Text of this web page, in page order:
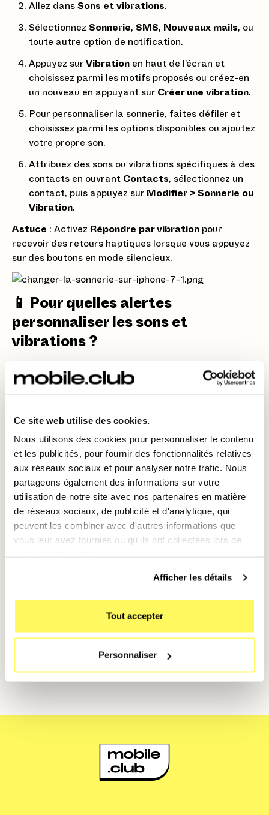
Ce site web utilise des cookies.
Nous utilisons des cookies pour personnaliser le contenu
et les publicités, pour fournir des fonctionnalités relatives
aux réseaux sociaux et pour analyser notre trafic. Nous
partageons également des informations sur votre
utilisation de notre site avec nos partenaires en matière
de réseaux sociaux, de publicité et d'analytique, qui
peuvent les combiner avec d'autres informations que
vous leur avez fournies ou qu'ils ont collectées lors de
Afficher les détails
Tout accepter
Personnaliser
Allez dans Sons et vibrations.
Sélectionnez Sonnerie, SMS, Nouveaux mails, ou
toute autre option de notification.
Appuyez sur Vibration en haut de l’écran et
choisissez parmi les motifs proposés ou créez-en
un nouveau en appuyant sur Créer une vibration.
Pour personnaliser la sonnerie, faites défiler et
choisissez parmi les options disponibles ou ajoutez
votre propre son.
Attribuez des sons ou vibrations spécifiques à des
contacts en ouvrant Contacts, sélectionnez un
contact, puis appuyez sur Modifier > Sonnerie ou
Vibration.
Astuce : Activez Répondre par vibration pour
recevoir des retours haptiques lorsque vous appuyez
sur des boutons en mode silencieux.
📱 Pour quelles alertes
personnaliser les sons et
vibrations ?
distinctes pour vos contacts favoris.
des messages personnels.
Emails: Des alertes spécifiques pour les mails
importants.
Rappels et alarmes: Créez des vibrations plus
marquées pour ne jamais manquer un rappel.
🚀 Bonus : Sonneries
personnalisées avec GarageBand
ajoutez-les directement à votre iPhone pour une
Envie de rendre votre iPhone 14 unique ? Louez-le dès